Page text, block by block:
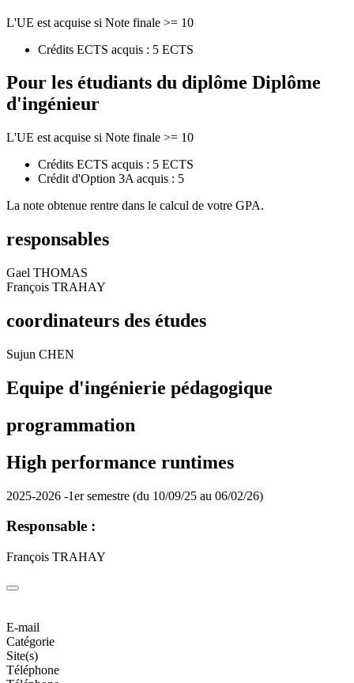
L'UE est acquise si Note finale >= 10
Crédits ECTS acquis : 5 ECTS
Pour les étudiants du diplôme Diplôme
d'ingénieur
L'UE est acquise si Note finale >= 10
Crédits ECTS acquis : 5 ECTS
Crédit d'Option 3A acquis : 5
La note obtenue rentre dans le calcul de votre GPA.
responsables
Gael THOMAS
François TRAHAY
coordinateurs des études
Sujun CHEN
Equipe d'ingénierie pédagogique
programmation
High performance runtimes
2025-2026 -1er semestre (du 10/09/25 au 06/02/26)
Responsable :
François TRAHAY
E-mail
Catégorie
Site(s)
Téléphone